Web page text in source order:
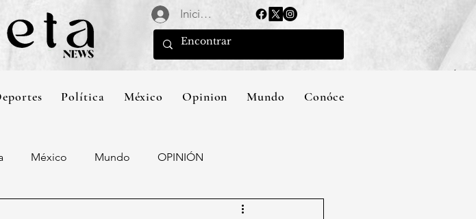
Iniciar sesión
Política México Opinion Mundo Conócenos
México Mundo OPINIÓN